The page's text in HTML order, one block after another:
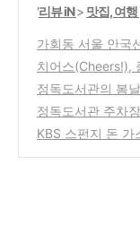
'리뷰 iN> 맛집, 여행
가회동 서울 안국
선 수행, 정진을
치어스(Cheers!),
치킨, 골뱅이 맛집
정독도서관의 봄
래, 목련이 만발한
정독도서관 주차
마을 부근의 유료
KBS 스펀지 돈